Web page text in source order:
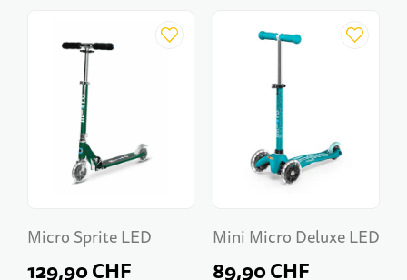
Micro Sprite LED
129,90 CHF
Mini Micro Deluxe LED
89,90 CHF